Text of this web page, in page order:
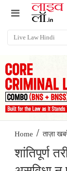
Home / ताज़ा
शांतिपूर्ण